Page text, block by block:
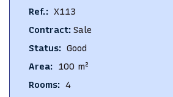
Ref.: X113
Contract: Sale
Status: Good
Area: 100 m²
Rooms: 4